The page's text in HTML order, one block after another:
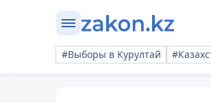
#Выборы в Курултай